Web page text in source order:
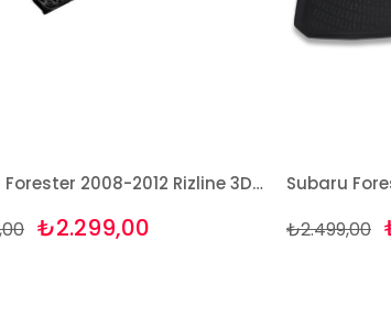
Subaru Forester 2008-2012 Rizline 3D Havuzlu Paspas
₺2.299,00 ₺2.499,00